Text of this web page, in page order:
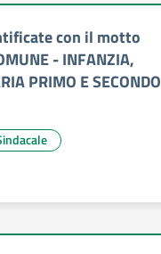
con il motto
- INFANZIA,
PRIMO E SECONDO